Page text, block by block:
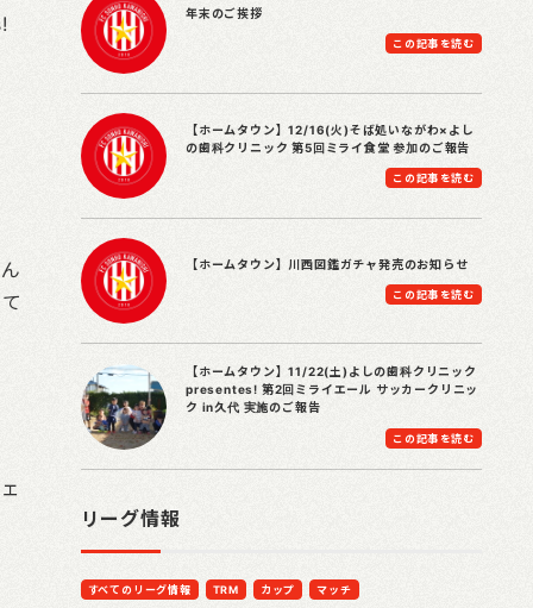
年末のご挨拶
この記事を読む
【ホームタウン】12/16(火)そば処いながわ×よし
の歯科クリニック 第5回ミライ食堂 参加のご報告
この記事を読む
【ホームタウン】川西図鑑ガチャ発売のお知らせ
この記事を読む
【ホームタウン】11/22(土)よしの歯科クリニック
presentes! 第2回ミライエール サッカークリニッ
ク in久代 実施のご報告
この記事を読む
リーグ情報
すべてのリーグ情報 TRM カップ マッチ